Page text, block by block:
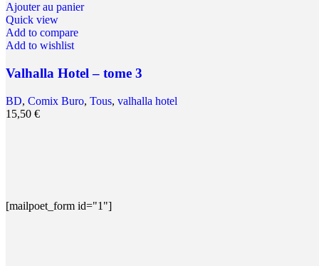
Ajouter au panier
Quick view
Add to compare
Add to wishlist
Valhalla Hotel – tome 3
BD, Comix Buro, Tous, valhalla hotel
15,50 €
[mailpoet_form id="1"]